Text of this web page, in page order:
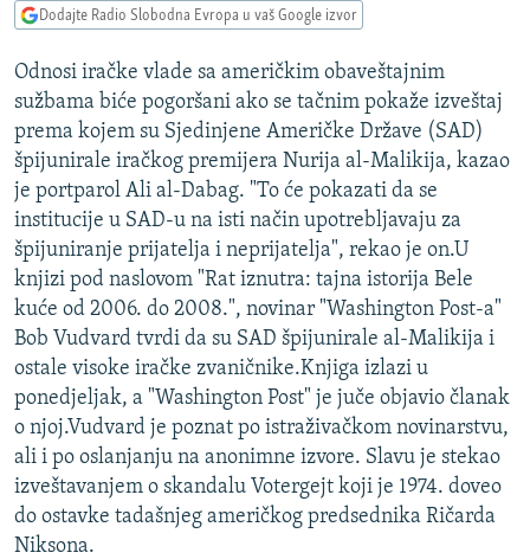
na
VIDEO
FOTOGALERIJE
INFOGRAFIKE
PODCASTI
RAT U UKRAJINI
KINA NA BALKANU
RSE PRIČE IZ SVIJETA
ISPRIČAJ MI
DNEVNO@RSE
SPECIJALI RSE
VIŠE OD NASLOVA
GENOCID U SREBRENICI
POPLAVE I KLIZIŠTA U BIH 2024.
TV LIBERTY
POST SCRIPTUM
MOJA EVROPA
PRATITE NAS
Sve RFE/RL stranice
Dodajte Radio Slobodna Evropa u vaš Google izvor
Odnosi iračke vlade sa američkim obaveštajnim
sužbama biće pogoršani ako se tačnim pokaže izveštaj
prema kojem su Sjedinjene Američke Države (SAD)
špijunirale iračkog premijera Nurija al-Malikija, kazao
je portparol Ali al-Dabag. "To će pokazati da se
institucije u SAD-u na isti način upotrebljavaju za
špijuniranje prijatelja i neprijatelja", rekao je on.U
knjizi pod naslovom "Rat iznutra: tajna istorija Bele
kuće od 2006. do 2008.", novinar "Washington Post-a"
Bob Vudvard tvrdi da su SAD špijunirale al-Malikija i
ostale visoke iračke zvaničnike.Knjiga izlazi u
ponedjeljak, a "Washington Post" je juče objavio članak
o njoj.Vudvard je poznat po istraživačkom novinarstvu,
ali i po oslanjanju na anonimne izvore. Slavu je stekao
izveštavanjem o skandalu Votergejt koji je 1974. doveo
do ostavke tadašnjeg američkog predsednika Ričarda
Niksona.